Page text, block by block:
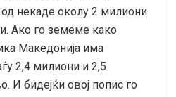
од некаде околу 2 милиони
Ако го земеме како
Македонија има
2,4 милиони и 2,5
И бидејќи овој попис го